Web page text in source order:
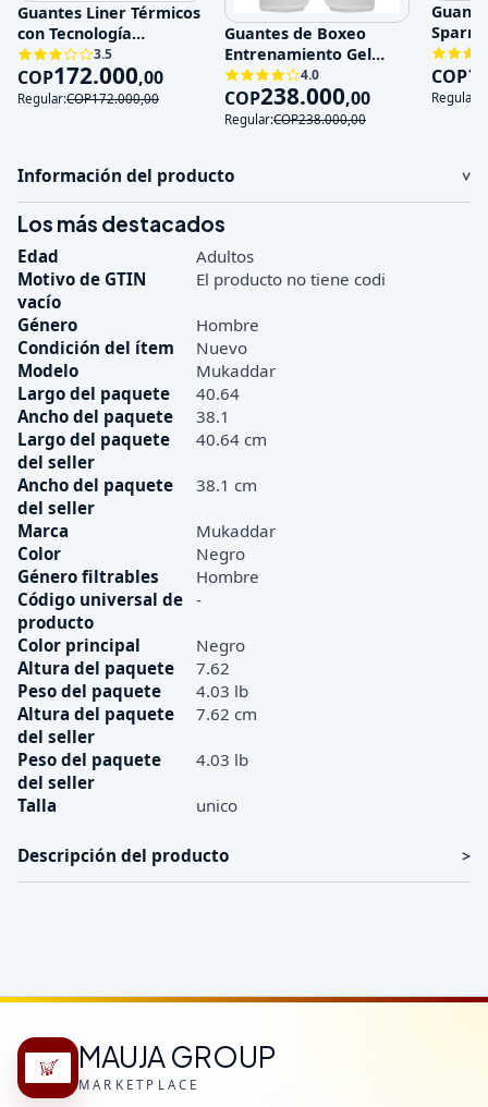
Guantes Liner Térmicos
con Tecnología
Impermeable y Touch
Sc
3.5
COP172.000,00
Regular:COP172.000,00
Guantes de Boxeo
Entrenamiento Gel
Absorción de Impactos
4.0
COP238.000,00
Regular:COP238.000,00
COP
Regular:
Información del producto
Los más destacados
Edad
Adultos
Motivo de GTIN
vacío
El producto no tiene codi
Género
Hombre
Condición del ítem
Nuevo
Modelo
Mukaddar
Largo del paquete
40.64
Ancho del paquete
38.1
Largo del paquete
del seller
40.64 cm
Ancho del paquete
del seller
38.1 cm
Marca
Mukaddar
Color
Negro
Género filtrables
Hombre
Código universal de
producto
-
Color principal
Negro
Altura del paquete
7.62
Peso del paquete
4.03 lb
Altura del paquete
del seller
7.62 cm
Peso del paquete
del seller
4.03 lb
Talla unico
Descripción del producto
MAUJA GROUP
MARKETPLACE